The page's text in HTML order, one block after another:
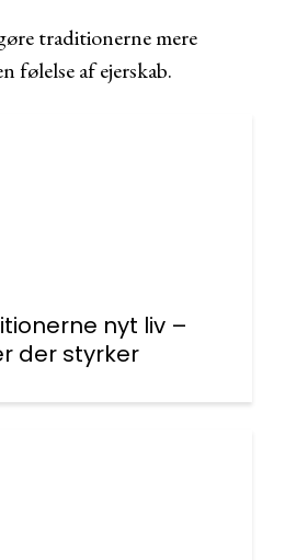
traditionerne mere
følelse af ejerskab.
nyt liv –
der styrker